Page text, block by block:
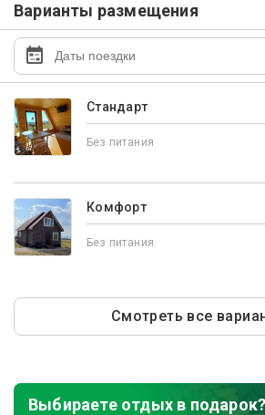
Варианты размещения
Стандарт
Без питания
Комфорт
Без питания
Смотреть все
Выбираете отдых в